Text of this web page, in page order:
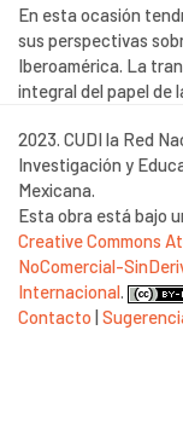
En esta ocasión
sus perspectivas
Iberoamérica. La
integral del papel de
2023. CUDI la Red
Investigación y
Mexicana.
Esta obra está bajo
Creative Commons
NoComercial-
Internacional.
Contacto |